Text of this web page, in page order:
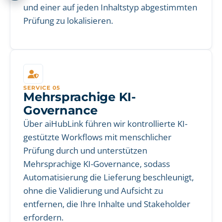
und einer auf jeden Inhaltstyp abgestimmten
Prüfung zu lokalisieren.
SERVICE 05
Mehrsprachige KI-
Governance
Über aiHubLink führen wir kontrollierte KI-
gestützte Workflows mit menschlicher
Prüfung durch und unterstützen
Mehrsprachige KI-Governance, sodass
Automatisierung die Lieferung beschleunigt,
ohne die Validierung und Aufsicht zu
entfernen, die Ihre Inhalte und Stakeholder
erfordern.